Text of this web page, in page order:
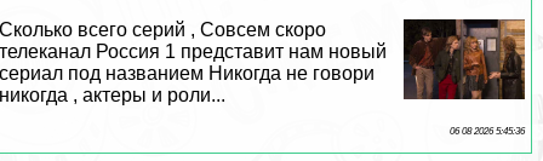
Сколько всего серий , Совсем скоро
телеканал Россия 1 представит нам новый
сериал под названием Никогда не говори
никогда , актеры и роли...
06 08 2026 5:45:36